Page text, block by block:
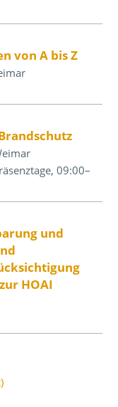
von A bis Z
09:00–
und
HOAI